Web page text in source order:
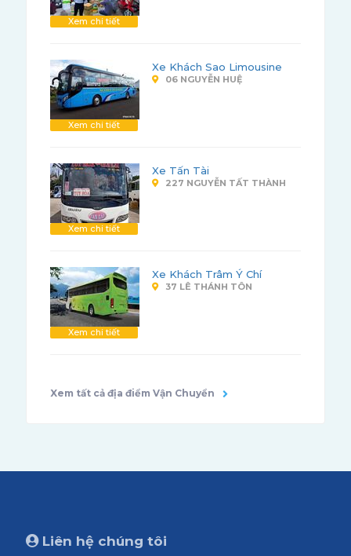
Xem chi tiết
Xem chi tiết
Xe Khách Sao Limousine
06 NGUYỄN HUỆ
Xem chi tiết
Xe Tấn Tài
227 NGUYỄN TẤT THÀNH
Xem chi tiết
Xe Khách Trâm Ý Chí
37 LÊ THÁNH TÔN
Xem tất cả địa điểm Vận Chuyển
Liên hệ chúng tôi